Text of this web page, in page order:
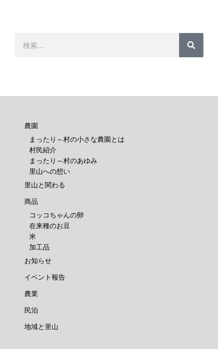
農園
まったり～村の小さな農園とは
村民紹介
まったり～村のあゆみ
里山への想い
里山と関わる
商品
コッコちゃんの卵
在来種のお豆
米
加工品
お知らせ
イベント報告
農業
民泊
地域と里山